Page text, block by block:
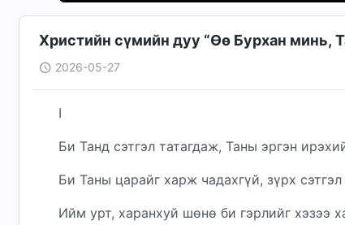
Христийн сүмийн дуу “Өө Бурхан минь,
2026-05-27
I
Би Танд сэтгэл татагдаж, Таны эргэн
Би Таны царайг харж чадахгүй, зүрх
Ийм урт, харанхуй шөнө би гэрлийг хэзээ